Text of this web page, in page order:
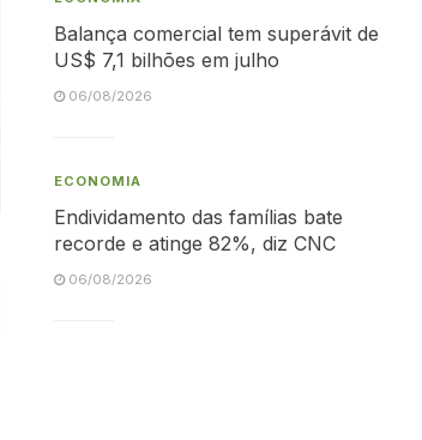
Balança comercial tem superávit de
US$ 7,1 bilhões em julho
06/08/2026
ECONOMIA
Endividamento das famílias bate
recorde e atinge 82%, diz CNC
06/08/2026